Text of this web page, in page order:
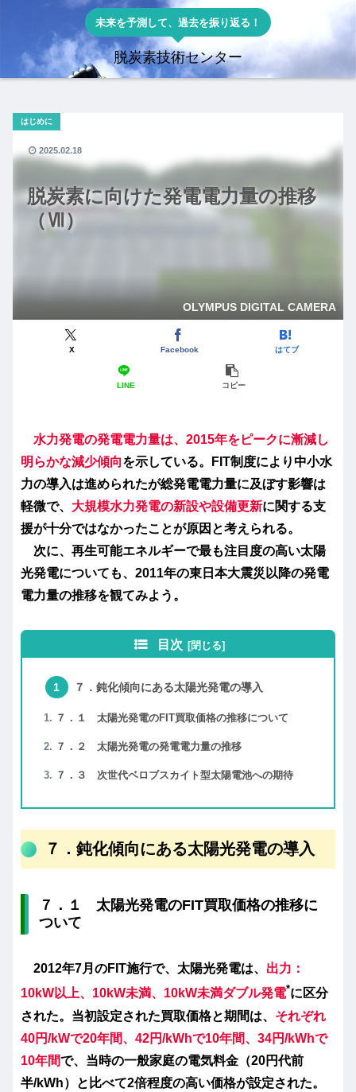
未来を予測して、過去を振り返る！
脱炭素技術センター
脱炭素に向けた発電電力量の推移
（Ⅶ）
はじめに
OLYMPUS DIGITAL CAMERA
X Facebook はてブ
LINE コピー
2025.02.18
水力発電の発電電力量は、2015年をピークに漸減し
明らかな減少傾向を示している。FIT制度により中小水
力の導入は進められたが総発電電力量に及ぼす影響は
軽微で、 大規模水力発電の新設や設備更新に関する支
援が十分ではなかったことが原因と考えられる。
次に、再生可能エネルギーで最も注目度の高い太陽
光発電についても、2011年の東日本大震災以降の発電
電力量の推移を観てみよう。
目次
７．鈍化傾向にある太陽光発電の導入
７．１ 太陽光発電のFIT買取価格の推移について
７．２ 太陽光発電の発電電力量の推移
７．３ 次世代ベロブスカイト型太陽電池への期待
７．鈍化傾向にある太陽光発電の導入
７．１ 太陽光発電のFIT買取価格の推移に
ついて
2012年7月のFIT施行で、太陽光発電は、 出力：
10kW以上、10kW未満、10kW未満ダブル発電*に区分
された。当初設定された買取価格と期間は、 それぞれ
40円/kWで20年間、42円/kWhで10年間、34円/kWhで
10年間で、当時の一般家庭の電気料金（20円代前
半/kWh）と比べて2倍程度の高い価格が設定された。